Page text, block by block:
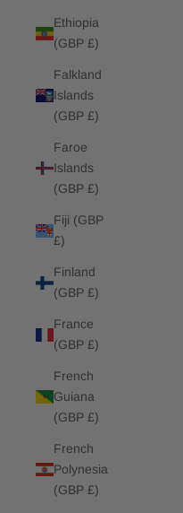
Ethiopia
(GBP £)
Falkland
Islands
(GBP £)
Faroe
Islands
(GBP £)
Fiji (GBP
£)
Finland
(GBP £)
France
(GBP £)
French
Guiana
(GBP £)
French
Polynesia
(GBP £)